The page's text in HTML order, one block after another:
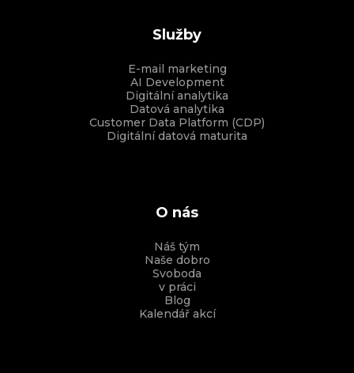
Služby
E-mail marketing
AI Development
Digitální analytika
Datová analytika
Customer Data Platform (CDP)
Digitální datová maturita
O nás
Náš tým
Naše dobro
Svoboda
v práci
Blog
Kalendář akcí